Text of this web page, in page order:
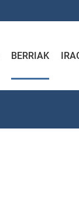
BERRIAK